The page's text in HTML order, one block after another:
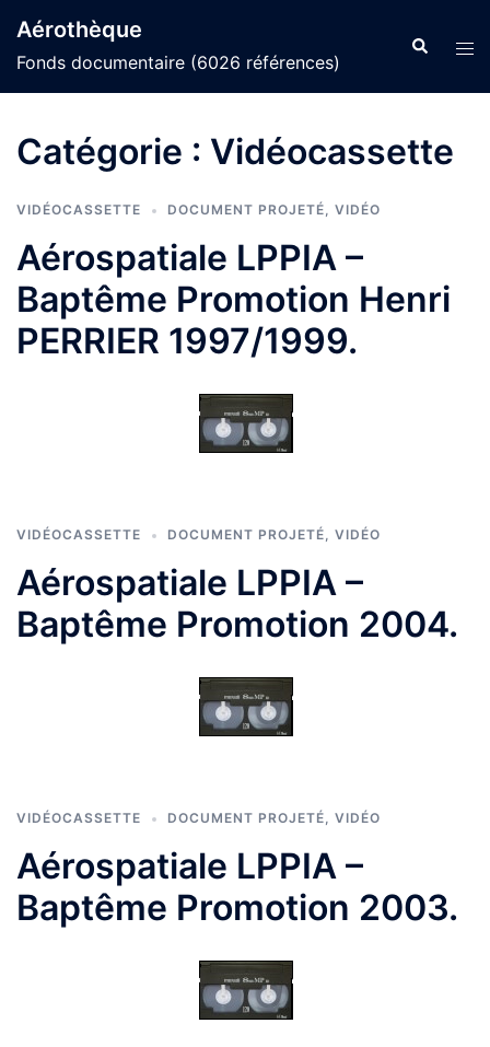
au
contenu
Aérothèque
Fonds documentaire (6026 références)
Catégorie : Vidéocassette
VIDÉOCASSETTE DOCUMENT PROJETÉ, VIDÉO
Aérospatiale LPPIA –
Baptême Promotion Henri
PERRIER 1997/1999.
VIDÉOCASSETTE DOCUMENT PROJETÉ, VIDÉO
Aérospatiale LPPIA –
Baptême Promotion 2004.
VIDÉOCASSETTE DOCUMENT PROJETÉ, VIDÉO
Aérospatiale LPPIA –
Baptême Promotion 2003.